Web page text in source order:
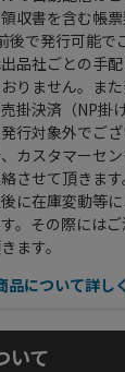
収書を含む帳
後で発行可能で
品社ごとの手
りません。ま
掛決済（NP掛
行対象外でござ
カスタマーセ
させて頂きます
に在庫変動等
。その際には
ます。
品について詳し
いて